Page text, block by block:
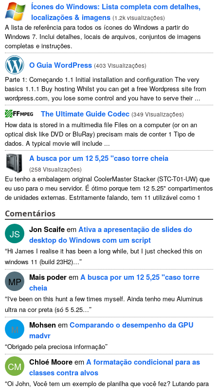
Ícones do Windows: Lista completa com detalhes,
localizações & imagens (1.2k visualizações)
A lista de referência para todos os ícones do Windows a partir do
Windows 7. Inclui detalhes, locais de arquivos, conjuntos de imagens
completas e instruções.
O Guia WordPress (403 Visualizações)
Parte 1: Começando 1.1 Initial installation and configuration The very
basics 1.1.1 Buy hosting Whilst you can get a free Wordpress site from
wordpress.com, you lose some control and you have to serve their...
The Ultimate Guide Codec (349 Visualizações)
How data is stored in a multimedia file Files on a computer(or on an
optical disk like DVD or BluRay) precisam mais de conter 1 Tipo de
dados. A typical movie will include ...
A busca por um 12 5,25 "caso torre cheia
(258 Visualizações)
Eu tenho a embalagem original CoolerMaster Stacker (STC-T01-UW) que
eu uso para o meu servidor. É ótimo porque tem 12 5.25" compartimentos
de unidades externas. Estritamente falando, tem 11 utilizável como 1
Comentários
JS Jon ScaifeemAtiva a apresentação de slides do
desktop do Windows com um script
“Hi James I realise it has been a long while, but I just checked this on
windows 11 (build 23H2)…”
MP Mais poderemA busca por um 12 5,25 "caso torre
cheia
“I've been on this hunt a few times myself. Ainda tenho meu Aluminus
ultra na cor preta (só 5 5.25…”
M Mohsen emComparando o desempenho da GPU
madvr
“Obrigado pela preciosa informação”
CM Chloé MooreemA formatação condicional para as
classes contra alvos
“Oi John, Você tem um exemplo de planilha que você fez? Lutando para